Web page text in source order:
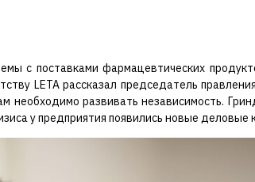
с поставками фармацевтических
LETA рассказал председатель
развивать независимость.
у предприятия появились новые деловые